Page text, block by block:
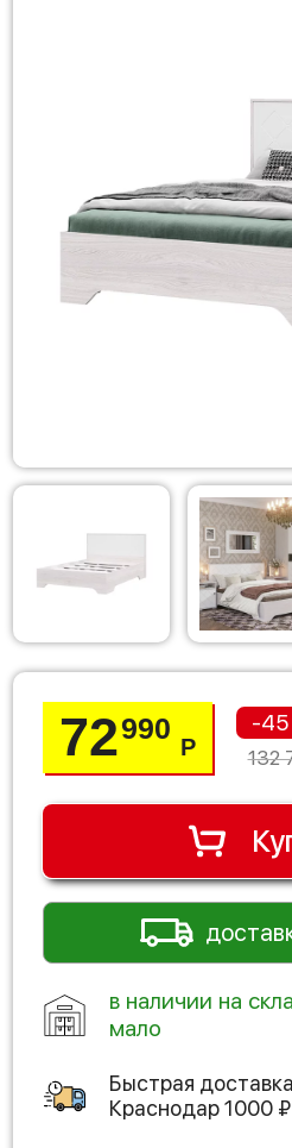
72990
Р
-45
132
в наличии на
мало
Быстрая
Краснодар1000 ₽